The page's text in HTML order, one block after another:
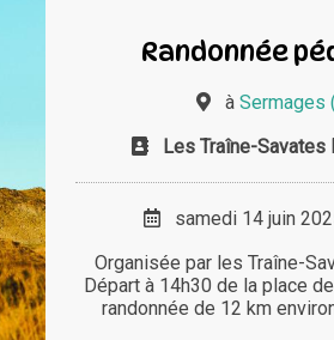
Randonnée
à Sermages
Les Traîne-Savates
samedi 14 juin
Organisée par les Traîne-
Départ à 14h30 de la place
randonnée de 12 km